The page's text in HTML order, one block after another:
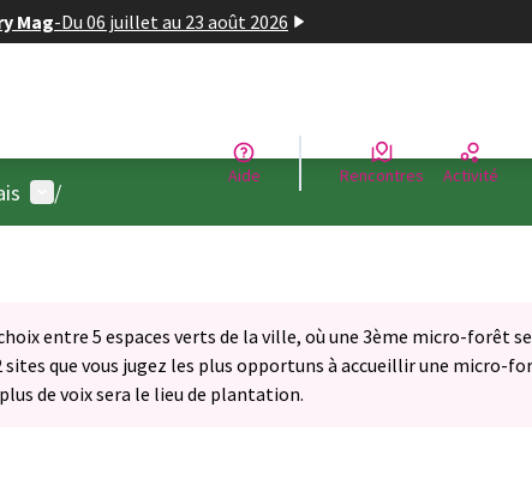
Mag-Du 06 juillet au 23 août 2026
Aide Rencontres Activité
Menu utilisateur
/
entre 5 espaces verts de la ville, où une 3ème micro-forêt
que vous jugez les plus opportuns à accueillir une micro-
de voix sera le lieu de plantation.